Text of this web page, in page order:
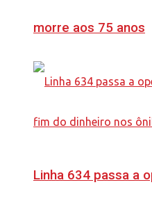
morre aos 75 anos
Linha 634 passa a